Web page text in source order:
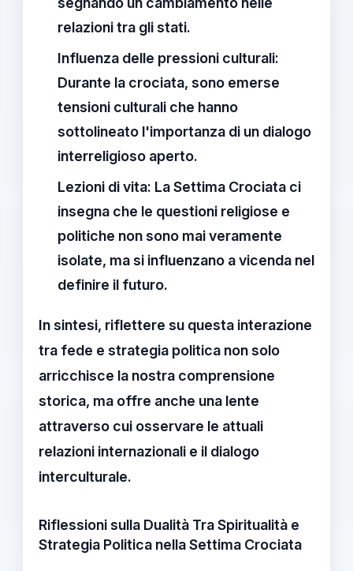
relazioni tra gli stati.
Influenza delle pressioni culturali:
Durante la crociata, sono emerse
tensioni culturali che hanno
sottolineato l'importanza di un dialogo
interreligioso aperto.
Lezioni di vita: La Settima Crociata ci
insegna che le questioni religiose e
politiche non sono mai veramente
isolate, ma si influenzano a vicenda nel
definire il futuro.
In sintesi, riflettere su questa interazione
tra fede e strategia politica non solo
arricchisce la nostra comprensione
storica, ma offre anche una lente
attraverso cui osservare le attuali
relazioni internazionali e il dialogo
interculturale.
Riflessioni sulla Dualità Tra Spiritualità e
Strategia Politica nella Settima Crociata